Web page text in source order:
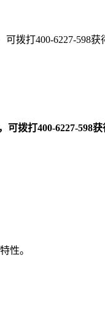
拨打400-6227-598
拨打400-6227-598获
性。